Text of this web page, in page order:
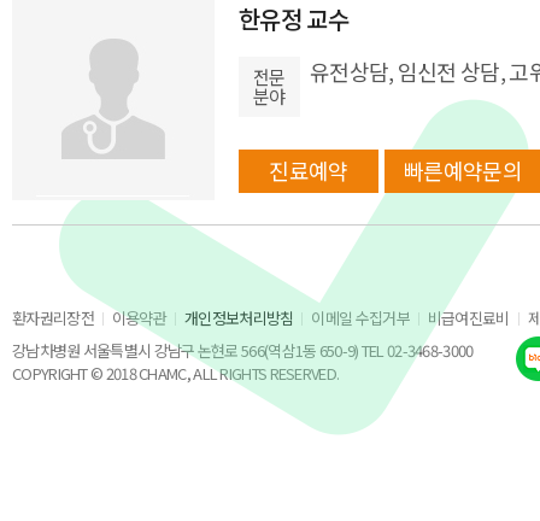
한유정 교수
전문
분야
유전상담, 임신전 상담,
진료예약 빠른예약문의
환자권리장전 이용약관 개인정보처리방침 이메일 수집거부 비급여진료비
강남차병원 서울특별시 강남구 논현로 566(역삼1동 650-9) TEL 02-3468-3000
COPYRIGHT © 2018 CHAMC, ALL RIGHTS RESERVED.